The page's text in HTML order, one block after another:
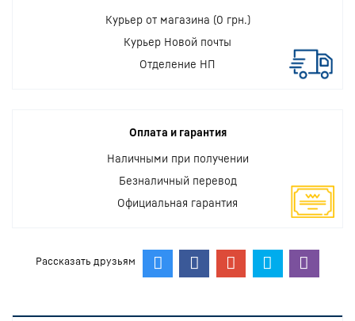
Курьер от магазина (0 грн.)
Курьер Новой почты
Отделение НП
Оплата и гарантия
Наличными при получении
Безналичный перевод
Официальная гарантия
Рассказать друзьям